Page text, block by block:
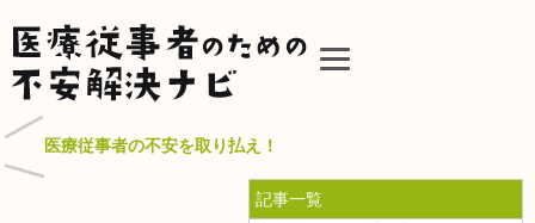
医療従事者の不安を取り払え！
記事一覧